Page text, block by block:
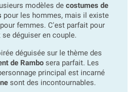
modèles de costumes de
pour les hommes, mais il existe
femmes. C'est parfait pour
déguiser en couple.
déguisée sur le thème des
de Rambo sera parfait. Les
principal est incarné
sont des incontournables.